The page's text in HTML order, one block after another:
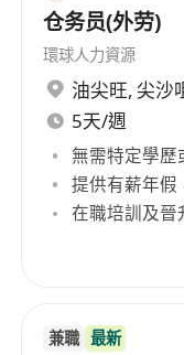
位，具備機電
資格者優先；
具備3至6年工
項目管理或設
施者尤佳；
熟練掌握中
系統及電氣
流利使用粵
仓务员(外劳)
環球人力資源
油尖旺, 尖沙
5天/週
無需特定學歷
提供有薪年假
在職培訓及晉
兼職 最新